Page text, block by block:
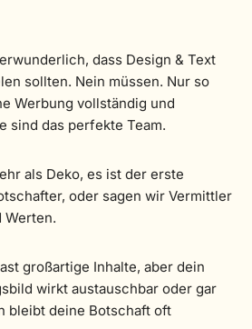
dass Design & Text
sollten. Nein müssen. Nur so
Werbung vollständig und
sind das perfekte Team.
als Deko, es ist der erste
oder sagen wir Vermittler
Werten.
großartige Inhalte, aber dein
wirkt austauschbar oder gar
bleibt deine Botschaft oft